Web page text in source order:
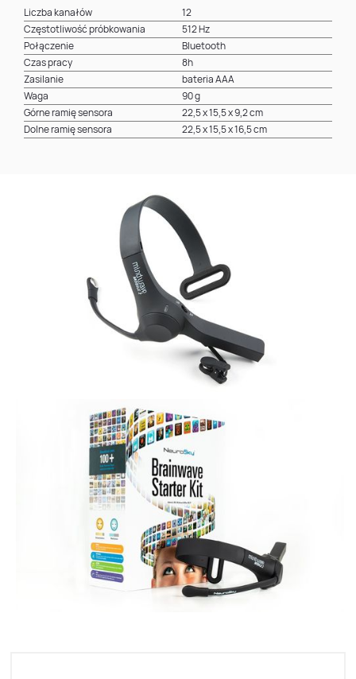
Liczba kanałów
12
Częstotliwość próbkowania
512 Hz
Połączenie
Bluetooth
Czas pracy
8h
Zasilanie
bateria AAA
Waga
90 g
Górne ramię sensora
22,5 x 15,5 x 9,2 cm
Dolne ramię sensora
22,5 x 15,5 x 16,5 cm
Umów się na prezetację